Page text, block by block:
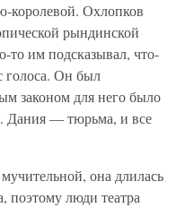
королевой. Охлопков
рындинской
то им подсказывал, что-
голоса. Он был
законом для него было
Дания — тюрьма, и все
она длилась
поэтому люди театра